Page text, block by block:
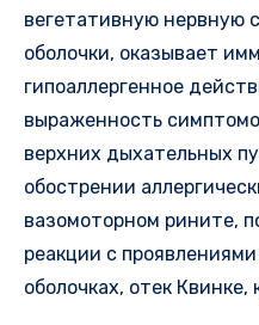
вегетативную нервную
оболочки, оказывает
гипоаллергенное
выраженность
верхних дыхательных
обострении
вазомоторном рините,
реакции с
оболочках, отек Квинке,